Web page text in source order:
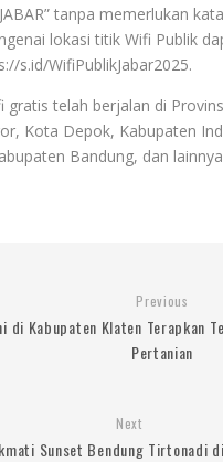
tanpa memerlukan
lokasi titik Wifi Publik
s.id/WifiPublikJabar2025.
gratis telah berjalan di
Kota Depok, Kabupaten
Bandung, dan
Previous
di Kabupaten Klaten Terapkan
Pertanian
Next
Sunset Bendung Tirtonadi